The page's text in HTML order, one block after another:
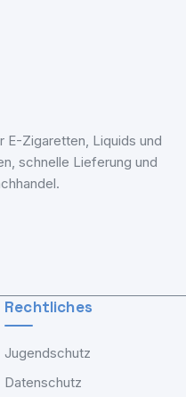
E-Zigaretten, Liquids und
schnelle Lieferung und
Rechtliches
Jugendschutz
Datenschutz